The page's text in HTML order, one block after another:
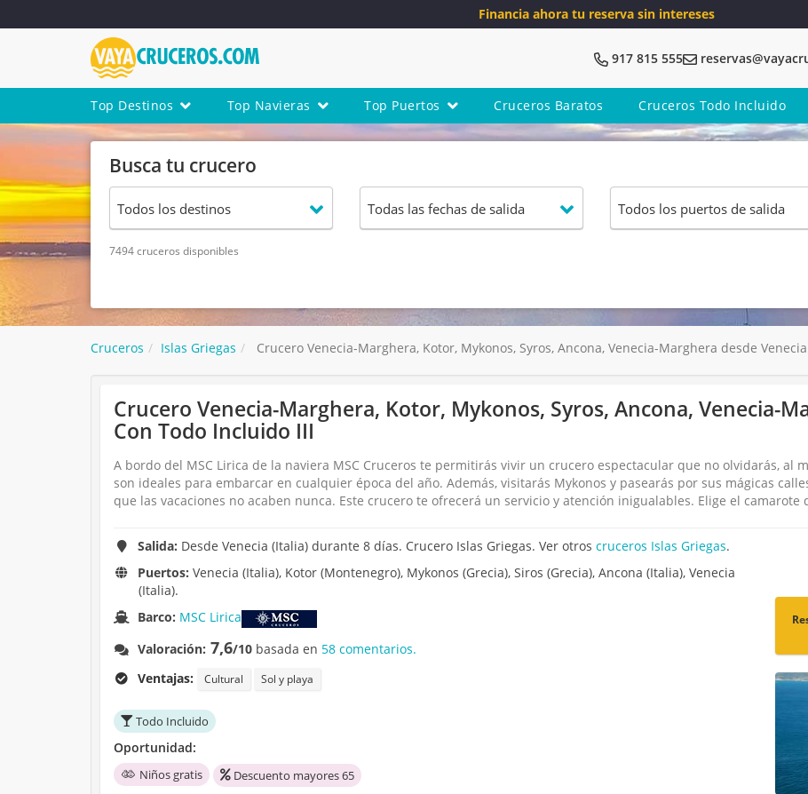
Financia ahora tu reserva sin intereses
917 815 555
Top Destinos Top Navieras Top Puertos Cruceros Baratos Cruceros Todo Incluido
Busca tu crucero
7494 cruceros disponibles
Cruceros Islas Griegas Crucero Venecia-Marghera, Kotor, Mykonos, Syros, Ancona, Venecia-Marghera desde
Crucero Venecia-Marghera, Kotor, Mykonos, Syros, Ancona, Venecia-
Con Todo Incluido III
A bordo del MSC Lirica de la naviera MSC Cruceros te permitirás vivir un crucero espectacular que no olvidarás, al
son ideales para embarcar en cualquier época del año. Además, visitarás Mykonos y pasearás por sus mágicas
que las vacaciones no acaben nunca. Este crucero te ofrecerá un servicio y atención inigualables. Elige el camarote
Salida: Desde Venecia (Italia) durante 8 días. Crucero Islas Griegas. Ver otroscruceros Islas Griegas.
Puertos: Venecia (Italia), Kotor (Montenegro), Mykonos (Grecia), Siros (Grecia), Ancona (Italia), Venecia
(Italia).
Barco: MSC Lirica
Valoración: 7,6/10 basada en 58 comentarios.
Ventajas:
Cultural Sol y playa
Todo Incluido
Oportunidad:
Niños gratis Descuento mayores 65